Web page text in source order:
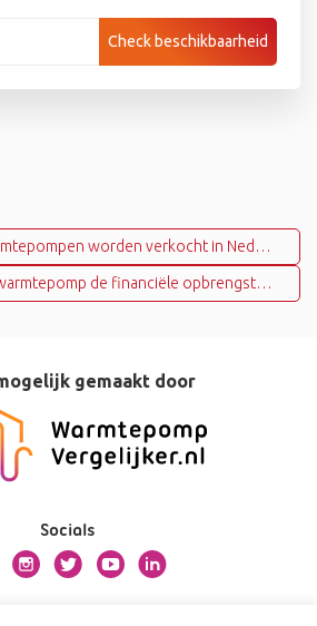
Check beschikbaarheid
worden verkocht in Nederland?
Hoe verbetert een warmtepomp de financiële opbrengst van zonnepanelen?
gemaakt door
Socials